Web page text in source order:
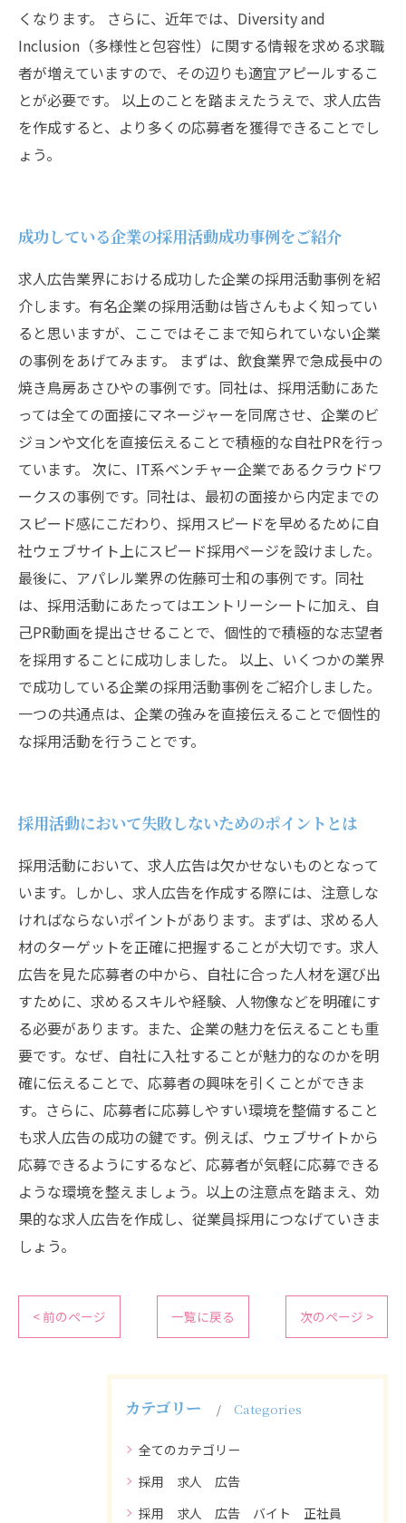
くなります。 さらに、近年では、Diversity and
Inclusion（多様性と包容性）に関する情報を求める求職
者が増えていますので、その辺りも適宜アピールするこ
とが必要です。 以上のことを踏まえたうえで、求人広告
を作成すると、より多くの応募者を獲得できることでし
ょう。
成功している企業の採用活動成功事例をご紹介
求人広告業界における成功した企業の採用活動事例を紹
介します。有名企業の採用活動は皆さんもよく知ってい
ると思いますが、ここではそこまで知られていない企業
の事例をあげてみます。 まずは、飲食業界で急成長中の
焼き鳥房あさひやの事例です。同社は、採用活動にあた
っては全ての面接にマネージャーを同席させ、企業のビ
ジョンや文化を直接伝えることで積極的な自社PRを行っ
ています。 次に、IT系ベンチャー企業であるクラウドワ
ークスの事例です。同社は、最初の面接から内定までの
スピード感にこだわり、採用スピードを早めるために自
社ウェブサイト上にスピード採用ページを設けました。
最後に、アパレル業界の佐藤可士和の事例です。同社
は、採用活動にあたってはエントリーシートに加え、自
己PR動画を提出させることで、個性的で積極的な志望者
を採用することに成功しました。 以上、いくつかの業界
で成功している企業の採用活動事例をご紹介しました。
一つの共通点は、企業の強みを直接伝えることで個性的
な採用活動を行うことです。
採用活動において失敗しないためのポイントとは
採用活動において、求人広告は欠かせないものとなって
います。しかし、求人広告を作成する際には、注意しな
ければならないポイントがあります。まずは、求める人
材のターゲットを正確に把握することが大切です。求人
広告を見た応募者の中から、自社に合った人材を選び出
すために、求めるスキルや経験、人物像などを明確にす
る必要があります。また、企業の魅力を伝えることも重
要です。なぜ、自社に入社することが魅力的なのかを明
確に伝えることで、応募者の興味を引くことができま
す。さらに、応募者に応募しやすい環境を整備すること
も求人広告の成功の鍵です。例えば、ウェブサイトから
応募できるようにするなど、応募者が気軽に応募できる
ような環境を整えましょう。以上の注意点を踏まえ、効
果的な求人広告を作成し、従業員採用につなげていきま
しょう。
< 前のページ 一覧に戻る 次のページ >
カテゴリー Categories
全てのカテゴリー
採用 求人 広告
採用 求人 広告 バイト 正社員